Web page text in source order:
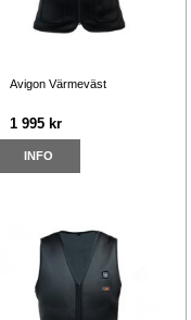
Avigon Värmeväst
1 995 kr
INFO